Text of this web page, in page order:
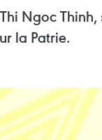
Ngoc
la Patrie.